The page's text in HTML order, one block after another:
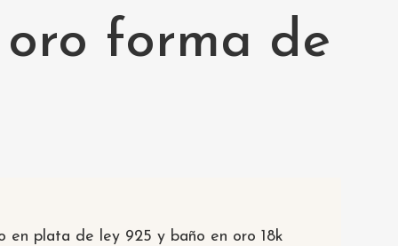
forma de
en plata de ley 925 y baño en oro 18k